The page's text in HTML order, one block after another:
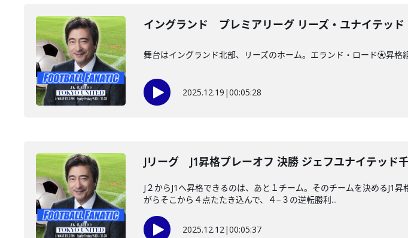
イングランド プレミアリーグ リーズ・ユナイテッ
舞台はイングランド北部、リーズのホーム。エランド・ロード⚽️昇
2025.12.19 |00:05:28
Jリーグ J1昇格プレーオフ 決勝 ジェフユナイテッ
J２からJ1へ昇格できるのは、あと１チーム。そのチームを決めるJ1
がらそこから４点たたき込んで、４−３の逆転勝利...
2025.12.12|00:05:37